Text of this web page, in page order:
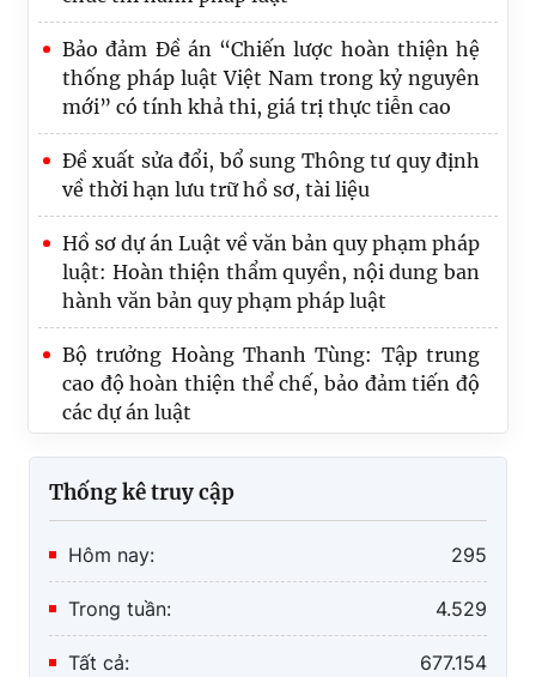
Bảo đảm Đề án “Chiến lược hoàn thiện hệ
thống pháp luật Việt Nam trong kỷ nguyên
mới” có tính khả thi, giá trị thực tiễn cao
Đề xuất sửa đổi, bổ sung Thông tư quy định
về thời hạn lưu trữ hồ sơ, tài liệu
Hồ sơ dự án Luật về văn bản quy phạm pháp
luật: Hoàn thiện thẩm quyền, nội dung ban
hành văn bản quy phạm pháp luật
Bộ trưởng Hoàng Thanh Tùng: Tập trung
cao độ hoàn thiện thể chế, bảo đảm tiến độ
các dự án luật
Thống kê truy cập
Hôm nay: 295
Trong tuần: 4.529
Tất cả: 677.154